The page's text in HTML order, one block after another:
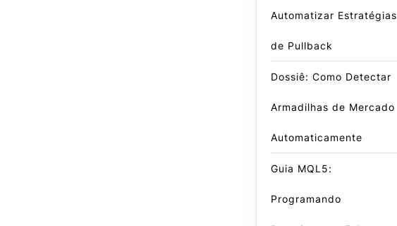
Automatizar Estratégias
de Pullback
Dossiê: Como Detectar
Armadilhas de Mercado
Automaticamente
Guia MQL5:
Programando